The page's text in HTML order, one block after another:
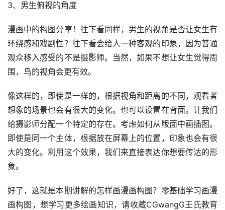
3、男生俯视的角度
漫画中的构图分享！往下看同样，男生的视角是否让女生有
环绕感和戏剧性？往下看会给人一种客观的印象，因为普通
观众移入感受的不是摄影师。当然，如果不想让女生觉得周
围，鸟的视角会更有效。
像这样的，即使是一样的，根据视角和距离的不同，观看者
想象的场景也会有很大的变化。也可以设置在背面。让我们
给摄影师分配一个特定的存在。考虑如何从版面中画插图。
即使是同一个主体，根据放在屏幕上的位置，印象也会有很
大的变化。利用这个效果，我们来直接表达你想要传达的形
象。
好了，这就是本期讲解的怎样画漫画构图？零基础学习画漫
画构图，想学习更多绘画知识，请收藏CGwangG王氏教育